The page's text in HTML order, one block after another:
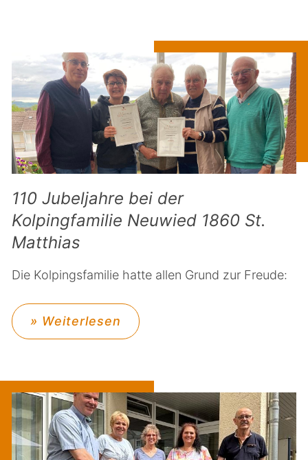
110 Jubeljahre bei der
Kolpingfamilie Neuwied 1860 St.
Matthias
Die Kolpingsfamilie hatte allen Grund zur Freude:
» Weiterlesen